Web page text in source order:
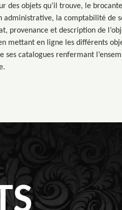
des objets qu’il trouve, le
la comptabilité de
provenance et description de
mettant en ligne les différents
catalogues renfermant